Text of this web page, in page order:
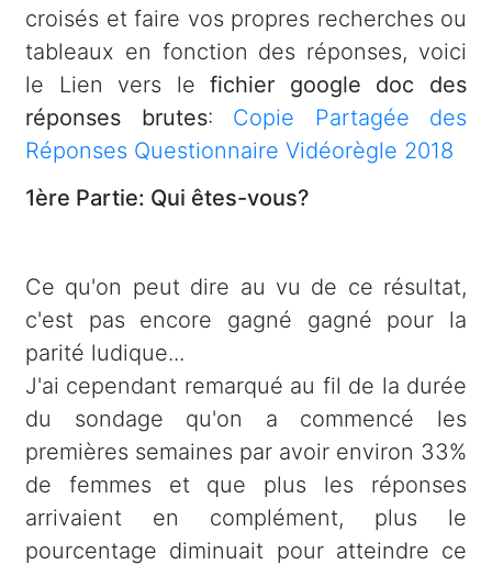
croisés et faire vos propres recherches ou
tableaux en fonction des réponses, voici
le Lien vers lefichier google doc des
réponses brutes: Copie Partagée des
Réponses Questionnaire Vidéorègle 2018
1ère Partie: Qui êtes-vous?
Ce qu'on peut dire au vu de ce résultat,
c'est pas encore gagné gagné pour la
parité ludique...
J'ai cependant remarqué au fil de la durée
du sondage qu'on a commencé les
premières semaines par avoir environ 33%
de femmes et que plus les réponses
arrivaient en complément, plus le
pourcentage diminuait pour atteindre ce